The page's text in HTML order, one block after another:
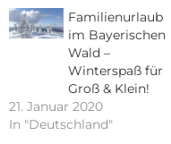
Familienurlaub
im Bayerischen
Wald –
Winterspaß für
Groß & Klein!
21. Januar 2020
In "Deutschland"